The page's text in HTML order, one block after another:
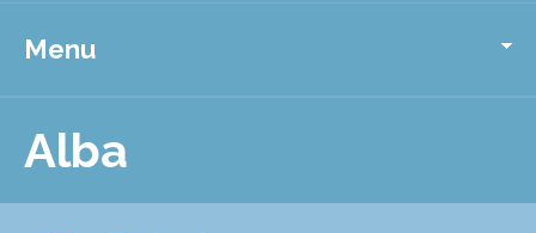
Menu
Alba